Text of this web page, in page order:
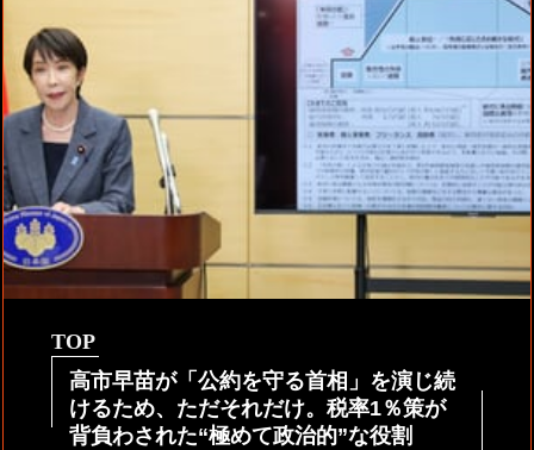
TOP
高市早苗が「公約を守る首相」を演じ続
けるため、ただそれだけ。税率1％策が
背負わされた“極めて政治的”な役割